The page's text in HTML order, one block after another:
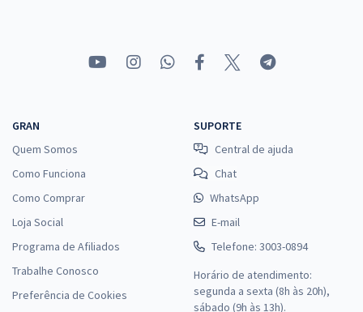
GRAN
Quem Somos
Como Funciona
Como Comprar
Loja Social
Programa de Afiliados
Trabalhe Conosco
Preferência de Cookies
SUPORTE
Central de ajuda
Chat
WhatsApp
E-mail
Telefone: 3003-0894
Horário de atendimento:
segunda a sexta (8h às 20h),
sábado (9h às 13h).